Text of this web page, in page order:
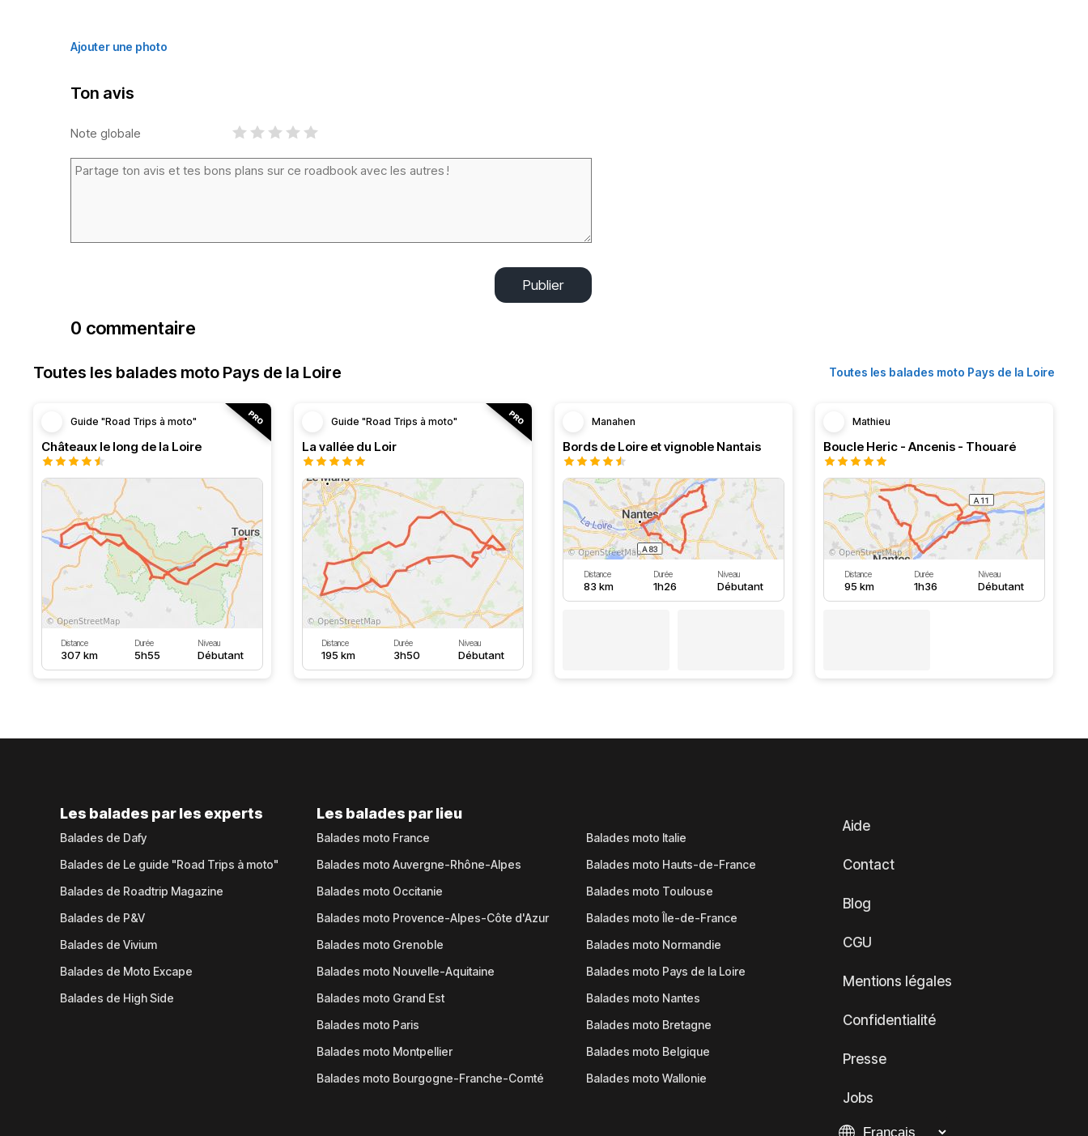
Ajouter une photo
Ton avis
Note globale
Publier
0 commentaire
Toutes les balades moto Pays de la Loire Toutes les balades moto Pays de la Loire
Guide "Road Trips à moto"
Châteaux le long de la Loire
Distance
307 km
Durée
5h55
Niveau
Débutant
Guide "Road Trips à moto"
La vallée du Loir
Distance
195 km
Durée
3h50
Niveau
Débutant
Manahen
Bords de Loire et vignoble Nantais
Distance
83 km
Durée
1h26
Niveau
Débutant
Mathieu
Boucle Heric - Ancenis - Thouaré
Distance
95 km
Durée
1h36
Niveau
Débutant
Les balades par les experts
Balades de Dafy
Balades de Le guide "Road Trips à moto"
Balades de Roadtrip Magazine
Balades de P&V
Balades de Vivium
Balades de Moto Excape
Balades de High Side
Les balades par lieu
Balades moto France
Balades moto Auvergne-Rhône-Alpes
Balades moto Occitanie
Balades moto Provence-Alpes-Côte d'Azur
Balades moto Grenoble
Balades moto Nouvelle-Aquitaine
Balades moto Grand Est
Balades moto Paris
Balades moto Montpellier
Balades moto Bourgogne-Franche-Comté
Balades moto Italie
Balades moto Hauts-de-France
Balades moto Toulouse
Balades moto Île-de-France
Balades moto Normandie
Balades moto Pays de la Loire
Balades moto Nantes
Balades moto Bretagne
Balades moto Belgique
Balades moto Wallonie
Aide
Contact
Blog
CGU
Mentions légales
Confidentialité
Presse
Jobs